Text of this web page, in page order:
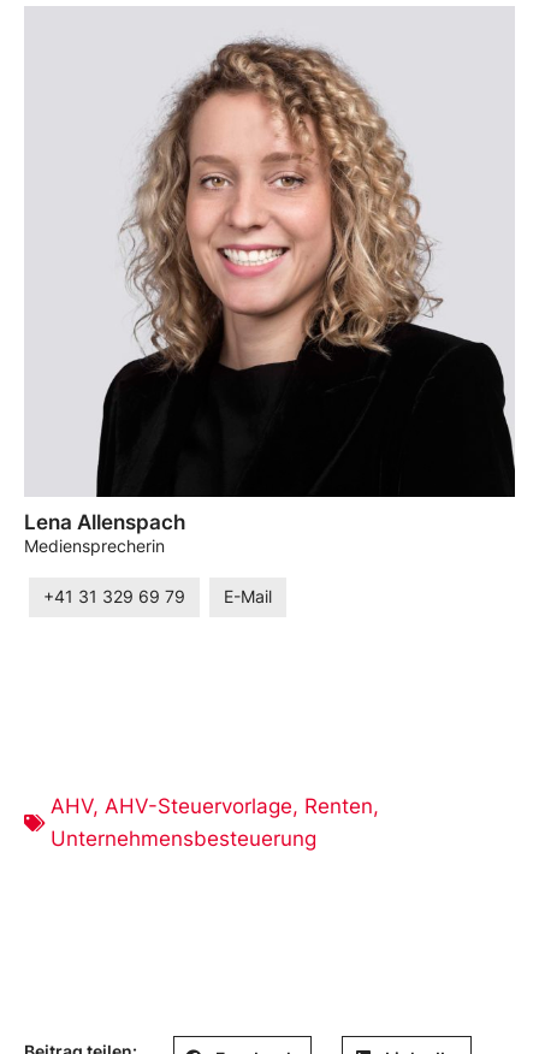
Lena Allenspach
Mediensprecherin
+41 31 329 69 79 E-Mail
AHV, AHV-Steuervorlage, Renten,
Unternehmensbesteuerung